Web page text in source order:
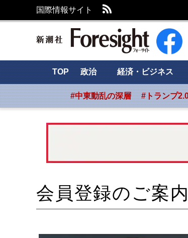
国際情報サイト
新潮社
TOP 政治 経済・ビジネス
#中東動乱の深層 #トランプ
会員登録のご案内